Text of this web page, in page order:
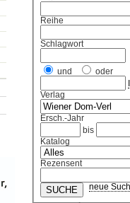
Reihe
Schlagwort
und
oder
Verlag
Ersch.-Jahr
bis
Katalog
Rezensent
neue